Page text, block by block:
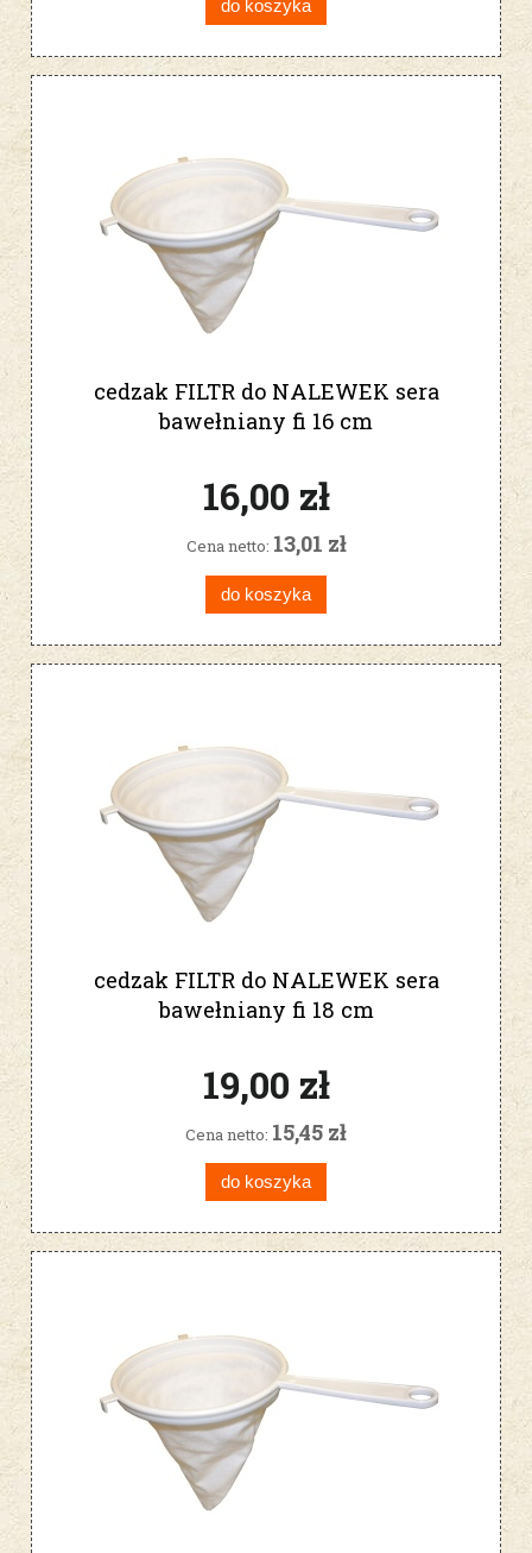
do koszyka
cedzak FILTR do NALEWEK sera
bawełniany fi 16 cm
16,00 zł
Cena netto: 13,01 zł
do koszyka
cedzak FILTR do NALEWEK sera
bawełniany fi 18 cm
19,00 zł
Cena netto: 15,45 zł
do koszyka